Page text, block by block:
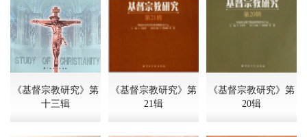
《基督宗教研究》第
十三辑
《基督宗教研究》第
21辑
《基督宗教研究》第
20辑